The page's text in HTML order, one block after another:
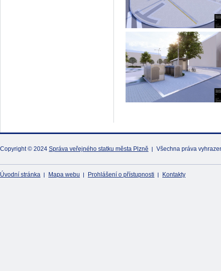
Copyright © 2024 Správa veřejného statku města Plzně Všechna práva
Úvodní stránka Mapa webu Prohlášení o přístupnosti Kontakty